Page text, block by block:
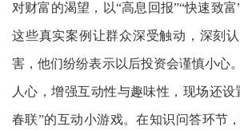
对财富的渴望，以“高息回报”“快速致富
这些真实案例让群众深受触动，深刻
害，他们纷纷表示以后投资会谨慎小心
人心，增强互动性与趣味性，现场还设
春联”的互动小游戏。在知识问答环节